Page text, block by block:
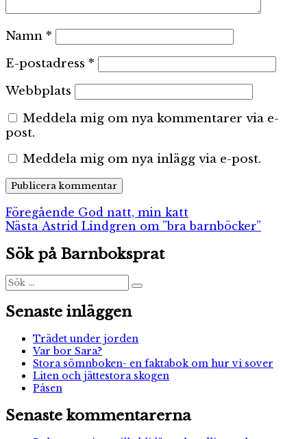
Namn *
E-postadress *
Webbplats
Meddela mig om nya kommentarer via e-
post.
Meddela mig om nya inlägg via e-post.
Inläggsnavigering
Föregående Föregående
inlägg:
God natt, min katt
Nästa Nästa
Astrid Lindgren om ”bra barnböcker”
Sök på Barnboksprat
Sök
efter:
Sök
Senaste inläggen
Trädet under jorden
Var bor Sara?
Stora sömnboken- en faktabok om hur vi sover
Liten och jättestora skogen
Påsen
Senaste kommentarerna